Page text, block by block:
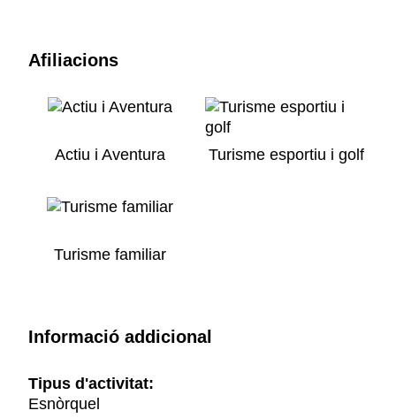
Afiliacions
Actiu i Aventura Turisme esportiu i golf
Turisme familiar
Informació addicional
Tipus d'activitat:
Esnòrquel